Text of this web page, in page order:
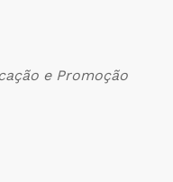
e Promoção